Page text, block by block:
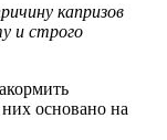
капризов
и строго
основано на